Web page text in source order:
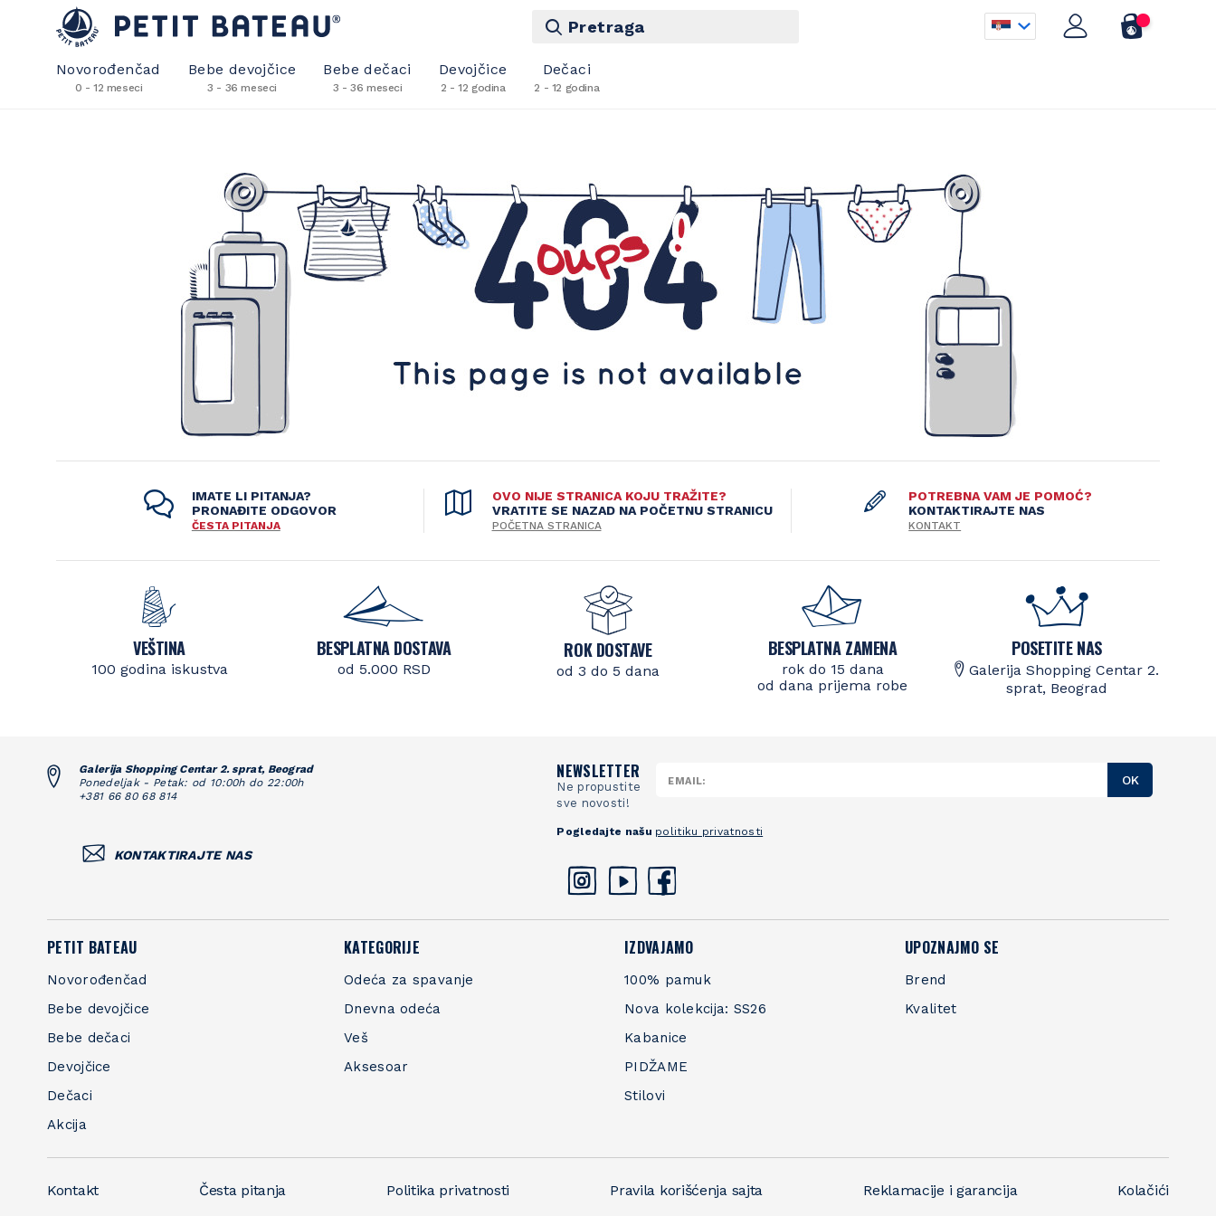
Pretraga
Novorođenčad
0 - 12 meseci
Bebe devojčice
3 - 36 meseci
Bebe dečaci
3 - 36 meseci
Devojčice
2 - 12 godina
Dečaci
2 - 12 godina
IMATE LI PITANJA?
PRONAĐITE ODGOVOR
ČESTA PITANJA
OVO NIJE STRANICA KOJU TRAŽITE?
VRATITE SE NAZAD NA POČETNU STRANICU
POČETNA STRANICA
POTREBNA VAM JE POMOĆ?
KONTAKTIRAJTE NAS
KONTAKT
VEŠTINA
100 godina iskustva
BESPLATNA DOSTAVA
od 5.000 RSD
ROK DOSTAVE
od 3 do 5 dana
BESPLATNA ZAMENA
rok do 15 dana
od dana prijema robe
POSETITE NAS
Galerija Shopping Centar 2.
sprat, Beograd
Galerija Shopping Centar 2. sprat, Beograd
Ponedeljak - Petak: od 10:00h do 22:00h
+381 66 80 68 814
KONTAKTIRAJTE NAS
NEWSLETTER
Ne propustite
sve novosti!
OK
Pogledajte našu politiku privatnosti
PETIT BATEAU
Novorođenčad
Bebe devojčice
Bebe dečaci
Devojčice
Dečaci
Akcija
KATEGORIJE
Odeća za spavanje
Dnevna odeća
Veš
Aksesoar
IZDVAJAMO
100% pamuk
Nova kolekcija: SS26
Kabanice
PIDŽAME
Stilovi
UPOZNAJMO SE
Brend
Kvalitet
Kontakt Česta pitanja Politika privatnosti Pravila korišćenja sajta Reklamacije i garancija Kolačići